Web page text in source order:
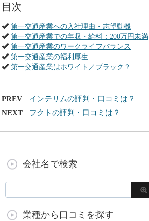
目次
第一交通産業への入社理由・志望動機
第一交通産業での年収・給料：200万円未満
第一交通産業のワークライフバランス
第一交通産業の福利厚生
第一交通産業はホワイト／ブラック？
PREV
インテリムの評判・口コミは？
NEXT
フクトの評判・口コミは？
会社名で検索
業種から口コミを探す